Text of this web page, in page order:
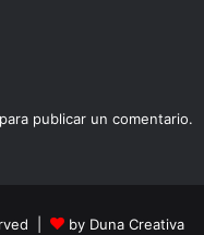
para publicar un comentario.
| by Duna Creativa